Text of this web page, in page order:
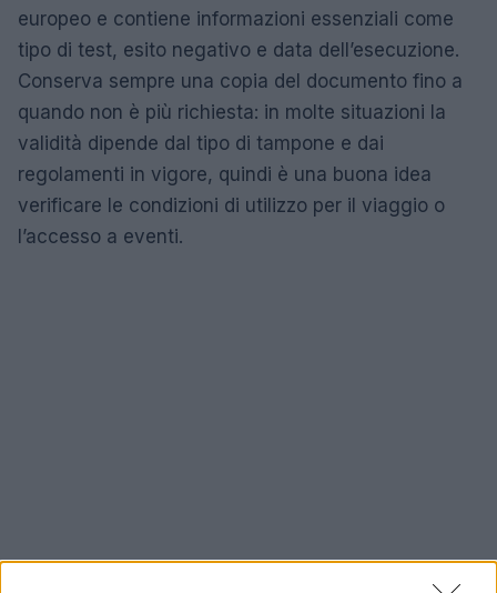
europeo e contiene informazioni essenziali come
tipo di test, esito negativo e data dell’esecuzione.
Conserva sempre una copia del documento fino a
quando non è più richiesta: in molte situazioni la
validità dipende dal tipo di tampone e dai
regolamenti in vigore, quindi è una buona idea
verificare le condizioni di utilizzo per il viaggio o
l’accesso a eventi.